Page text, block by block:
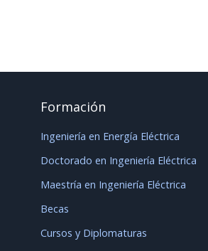
Formación
Ingeniería en Energía Eléctrica
Doctorado en Ingeniería Eléctrica
Maestría en Ingeniería Eléctrica
Becas
Cursos y Diplomaturas